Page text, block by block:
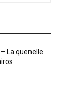
La quenelle